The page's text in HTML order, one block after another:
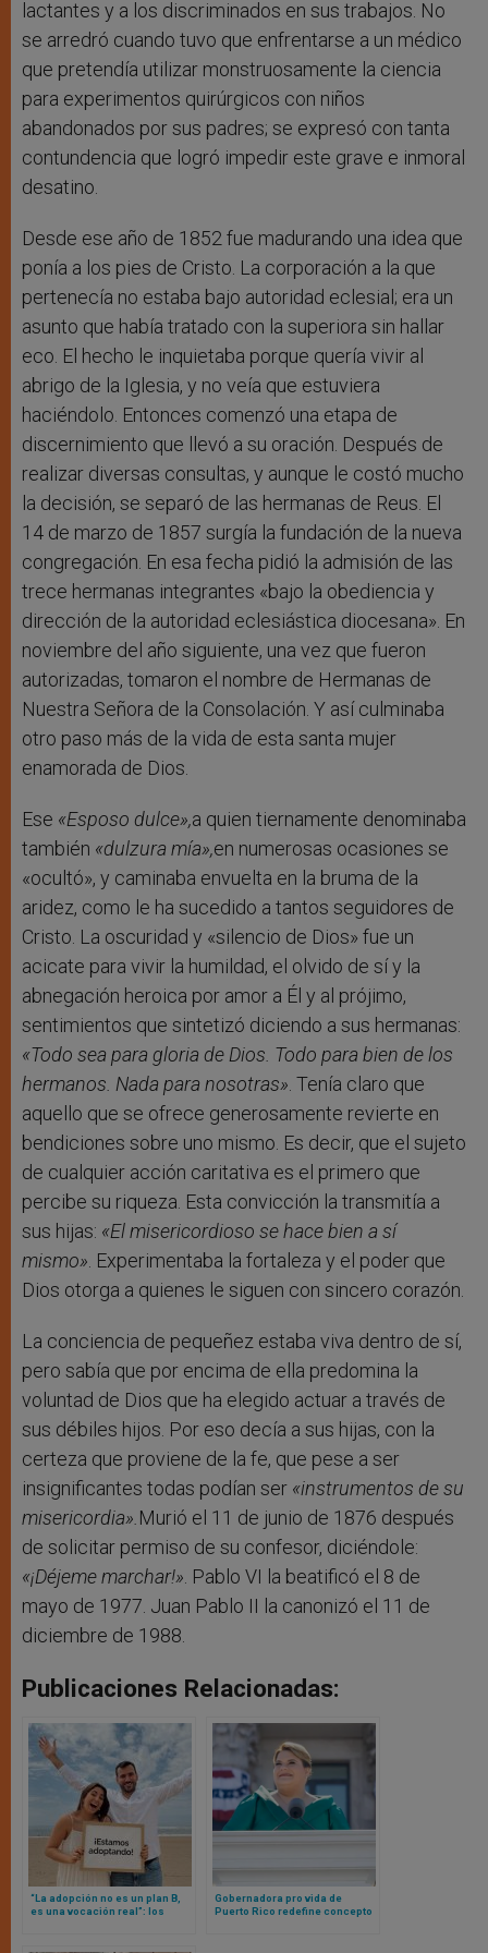
lactantes y a los discriminados en sus trabajos. No
se arredró cuando tuvo que enfrentarse a un médico
que pretendía utilizar monstruosamente la ciencia
para experimentos quirúrgicos con niños
abandonados por sus padres; se expresó con tanta
contundencia que logró impedir este grave e inmoral
desatino.
Desde ese año de 1852 fue madurando una idea que
ponía a los pies de Cristo. La corporación a la que
pertenecía no estaba bajo autoridad eclesial; era un
asunto que había tratado con la superiora sin hallar
eco. El hecho le inquietaba porque quería vivir al
abrigo de la Iglesia, y no veía que estuviera
haciéndolo. Entonces comenzó una etapa de
discernimiento que llevó a su oración. Después de
realizar diversas consultas, y aunque le costó mucho
la decisión, se separó de las hermanas de Reus. El
14 de marzo de 1857 surgía la fundación de la nueva
congregación. En esa fecha pidió la admisión de las
trece hermanas integrantes «bajo la obediencia y
dirección de la autoridad eclesiástica diocesana». En
noviembre del año siguiente, una vez que fueron
autorizadas, tomaron el nombre de Hermanas de
Nuestra Señora de la Consolación. Y así culminaba
otro paso más de la vida de esta santa mujer
enamorada de Dios.
Ese «Esposo dulce»,a quien tiernamente denominaba
también «dulzura mía»,en numerosas ocasiones se
«ocultó», y caminaba envuelta en la bruma de la
aridez, como le ha sucedido a tantos seguidores de
Cristo. La oscuridad y «silencio de Dios» fue un
acicate para vivir la humildad, el olvido de sí y la
abnegación heroica por amor a Él y al prójimo,
sentimientos que sintetizó diciendo a sus hermanas:
«Todo sea para gloria de Dios. Todo para bien de los
hermanos. Nada para nosotras». Tenía claro que
aquello que se ofrece generosamente revierte en
bendiciones sobre uno mismo. Es decir, que el sujeto
de cualquier acción caritativa es el primero que
percibe su riqueza. Esta convicción la transmitía a
sus hijas: «El misericordioso se hace bien a sí
mismo». Experimentaba la fortaleza y el poder que
Dios otorga a quienes le siguen con sincero corazón.
La conciencia de pequeñez estaba viva dentro de sí,
pero sabía que por encima de ella predomina la
voluntad de Dios que ha elegido actuar a través de
sus débiles hijos. Por eso decía a sus hijas, con la
certeza que proviene de la fe, que pese a ser
insignificantes todas podían ser «instrumentos de su
misericordia».Murió el 11 de junio de 1876 después
de solicitar permiso de su confesor, diciéndole:
«¡Déjeme marchar!». Pablo VI la beatificó el 8 de
mayo de 1977. Juan Pablo II la canonizó el 11 de
diciembre de 1988.
Publicaciones Relacionadas:
“La adopción no es un plan B,
es una vocación real”: los
Gobernadora pro vida de
Puerto Rico redefine concepto